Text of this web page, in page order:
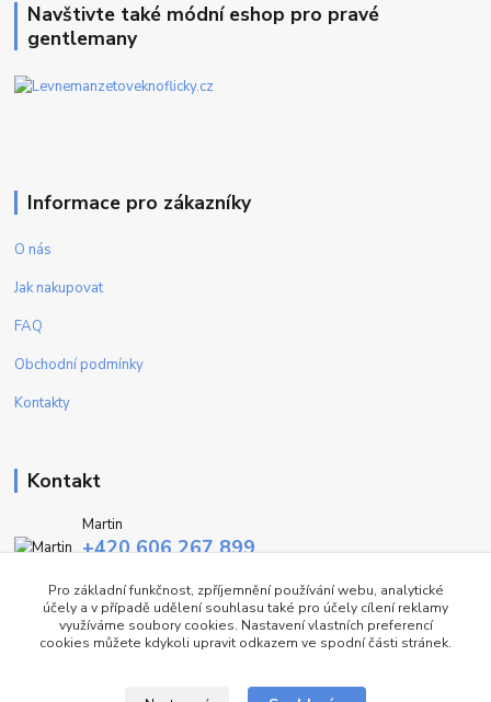
Navštivte také módní eshop pro pravé
gentlemany
Informace pro zákazníky
O nás
Jak nakupovat
FAQ
Obchodní podmínky
Kontakty
Kontakt
Martin
+420 606 267 899
info@fashiontrend.cz
Pro základní funkčnost, zpříjemnění používání webu, analytické
účely a v případě udělení souhlasu také pro účely cílení reklamy
využíváme soubory cookies. Nastavení vlastních preferencí
cookies můžete kdykoli upravit odkazem ve spodní části stránek.